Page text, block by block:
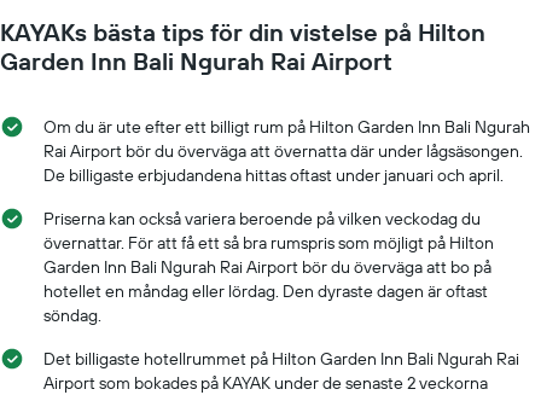
KAYAKs bästa tips för din vistelse på Hilton
Garden Inn Bali Ngurah Rai Airport
Om du är ute efter ett billigt rum på Hilton Garden Inn Bali Ngurah
Rai Airport bör du överväga att övernatta där under lågsäsongen.
De billigaste erbjudandena hittas oftast under januari och april.
Priserna kan också variera beroende på vilken veckodag du
övernattar. För att få ett så bra rumspris som möjligt på Hilton
Garden Inn Bali Ngurah Rai Airport bör du överväga att bo på
hotellet en måndag eller lördag. Den dyraste dagen är oftast
söndag.
Det billigaste hotellrummet på Hilton Garden Inn Bali Ngurah Rai
Airport som bokades på KAYAK under de senaste 2 veckorna